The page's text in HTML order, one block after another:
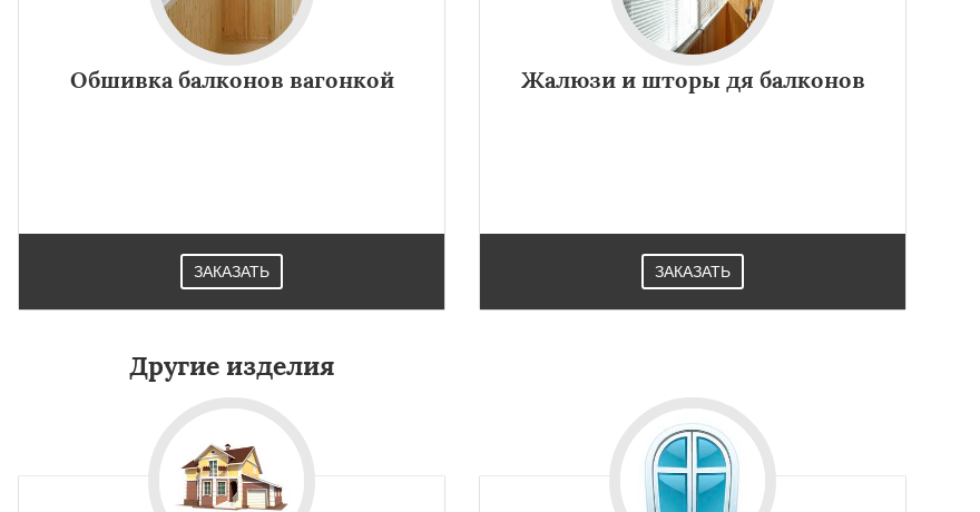
Обшивка балконов вагонкой
ЗАКАЗАТЬ
Жалюзи и шторы дя балконов
ЗАКАЗАТЬ
Другие изделия